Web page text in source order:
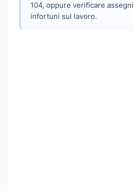
104, oppure verificare
infortuni sul lavoro.